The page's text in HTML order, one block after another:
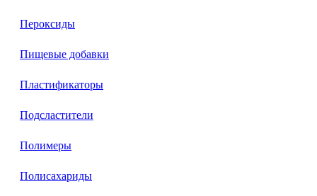
Пероксиды
Пищевые добавки
Пластификаторы
Подсластители
Полимеры
Полисахариды